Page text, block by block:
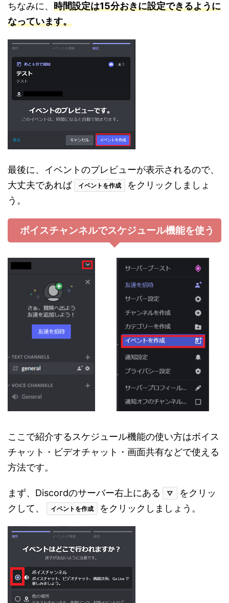
ちなみに、 時間設定は15分おきに設定できるように
なっています。
最後に、イベントのプレビューが表示されるので、
大丈夫であれば
イベントを作成
をクリックしましょ
う。
ボイスチャンネルでスケジュール機能を使う
ここで紹介するスケジュール機能の使い方はボイス
チャット・ビデオチャット・画面共有などで使える
方法です。
まず、Discordのサーバー右上にある ▽
をクリッ
クして、
イベントを作成 をクリックしましょう。